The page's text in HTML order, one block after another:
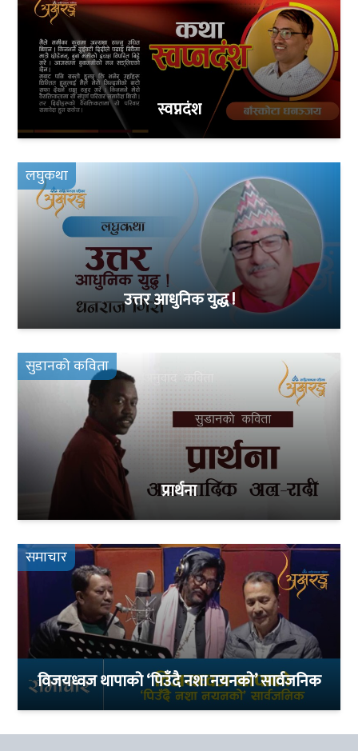
स्वप्नदंश
लघुकथा
उत्तर आधुनिक युद्ध !
सुडानको कविता
प्रार्थना
समाचार
विजयध्वज थापाको ‘पिउँदै नशा नयनको’ सार्वजनिक